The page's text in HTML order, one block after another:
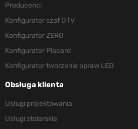
Producenci
Konfigurator szaf GTV
Konfigurator ZERO
Konfigurator Placard
Konfigurator tworzenia opraw LED
Obsługa klienta
Usługi projektowania
Usługi stolarskie